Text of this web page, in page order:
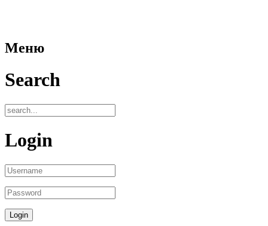
Меню
Search
Login